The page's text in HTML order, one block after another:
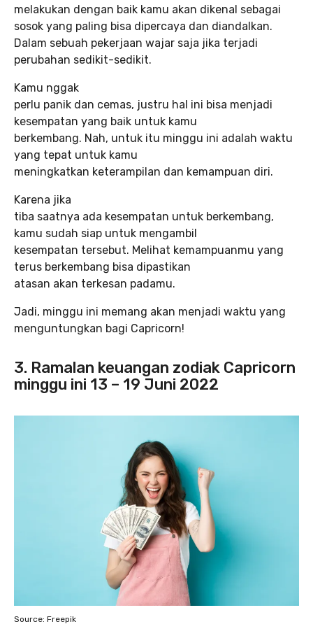
melakukan dengan baik kamu akan dikenal sebagai
sosok yang paling bisa dipercaya dan diandalkan.
Dalam sebuah pekerjaan wajar saja jika terjadi
perubahan sedikit-sedikit.
Kamu nggak
perlu panik dan cemas, justru hal ini bisa menjadi
kesempatan yang baik untuk kamu
berkembang. Nah, untuk itu minggu ini adalah waktu
yang tepat untuk kamu
meningkatkan keterampilan dan kemampuan diri.
Karena jika
tiba saatnya ada kesempatan untuk berkembang,
kamu sudah siap untuk mengambil
kesempatan tersebut. Melihat kemampuanmu yang
terus berkembang bisa dipastikan
atasan akan terkesan padamu.
Jadi, minggu ini memang akan menjadi waktu yang
menguntungkan bagi Capricorn!
3. Ramalan keuangan zodiak Capricorn
minggu ini 13 – 19 Juni 2022
Source: Freepik